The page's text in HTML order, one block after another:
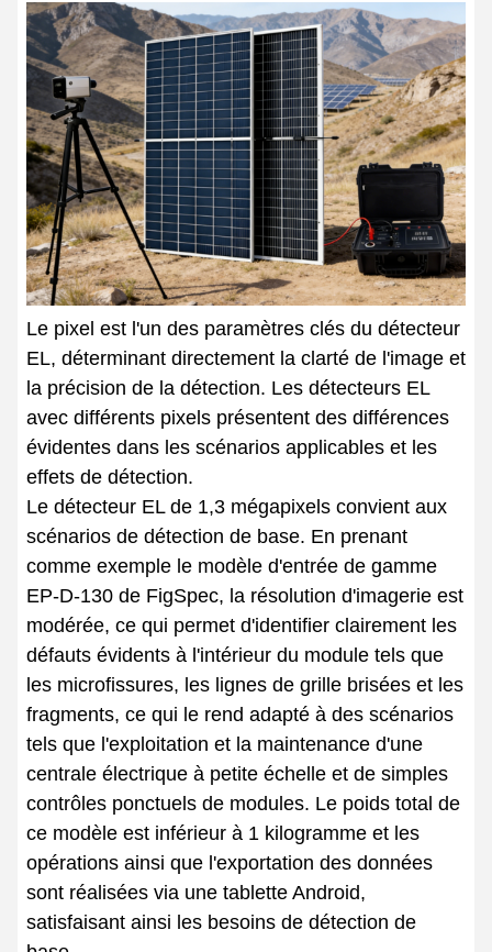
Le pixel est l'un des paramètres clés du détecteur
EL, déterminant directement la clarté de l'image et
la précision de la détection. Les détecteurs EL
avec différents pixels présentent des différences
évidentes dans les scénarios applicables et les
effets de détection.
Le détecteur EL de 1,3 mégapixels convient aux
scénarios de détection de base. En prenant
comme exemple le modèle d'entrée de gamme
EP-D-130 de FigSpec, la résolution d'imagerie est
modérée, ce qui permet d'identifier clairement les
défauts évidents à l'intérieur du module tels que
les microfissures, les lignes de grille brisées et les
fragments, ce qui le rend adapté à des scénarios
tels que l'exploitation et la maintenance d'une
centrale électrique à petite échelle et de simples
contrôles ponctuels de modules. Le poids total de
ce modèle est inférieur à 1 kilogramme et les
opérations ainsi que l'exportation des données
sont réalisées via une tablette Android,
satisfaisant ainsi les besoins de détection de